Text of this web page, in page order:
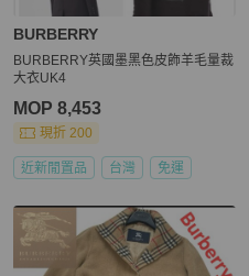
BURBERRY
BURBERRY英國墨黑色皮飾羊毛量裁
大衣UK4
MOP 8,453
現折 200
近新閒置品 台灣 免運